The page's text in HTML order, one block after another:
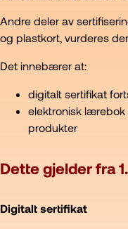
Andre deler av
og plastkort, vurderes
Det innebærer at:
digitalt sertifikat
elektronisk
produkter
Dette gjelder fra
Digitalt sertifikat